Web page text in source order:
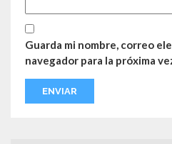
Guarda mi nombre, correo
navegador para la próxima